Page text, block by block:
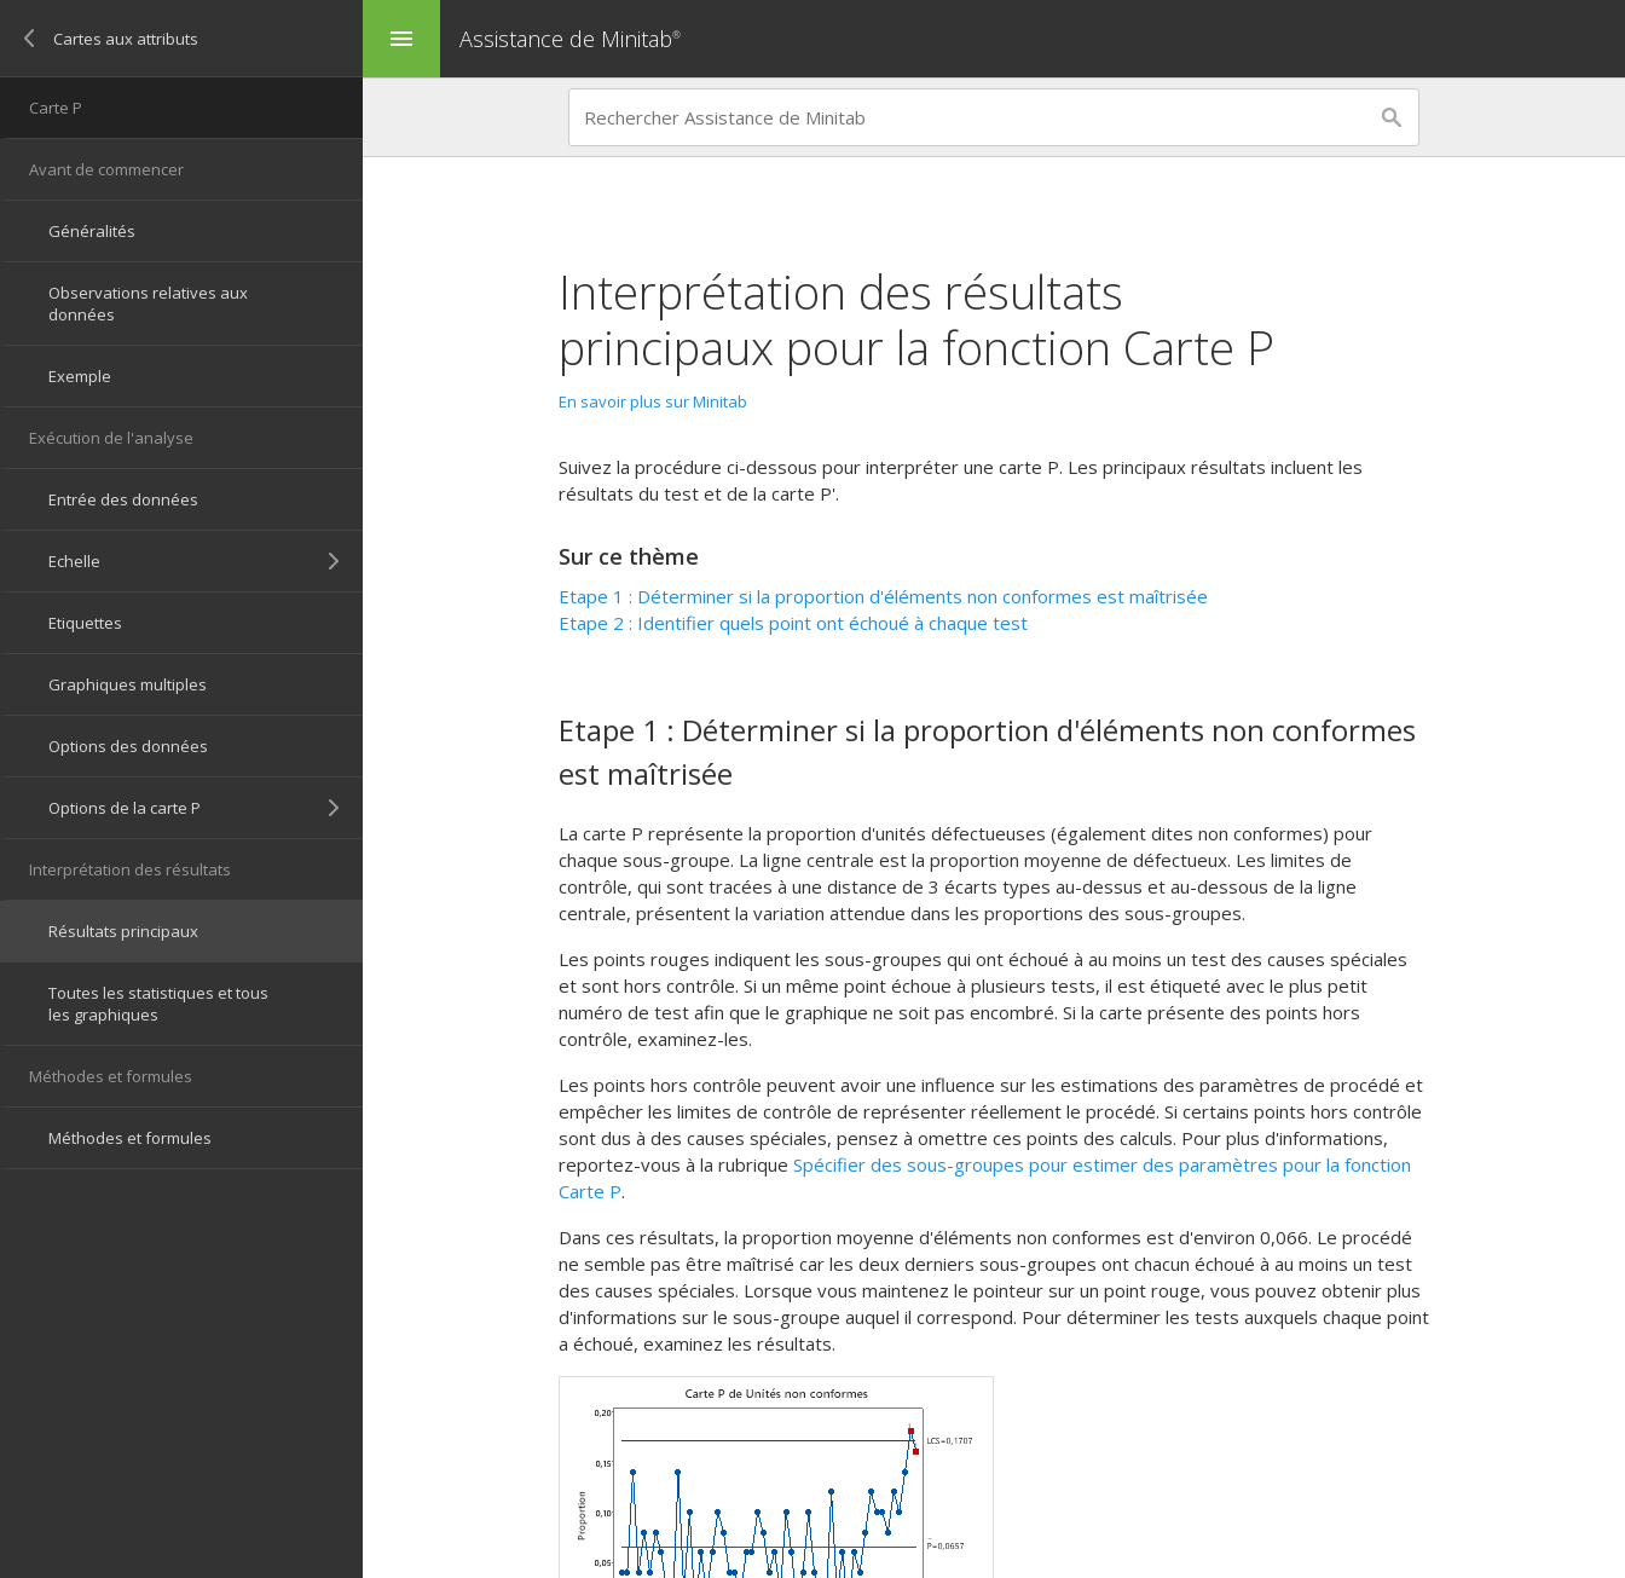
menu Assistance de Minitab®
Interprétation des résultats
principaux pour la fonction Carte P
En savoir plus sur Minitab
Suivez la procédure ci-dessous pour interpréter une carte P. Les principaux résultats incluent les
résultats du test et de la carte P'.
Sur ce thème
Etape 1 : Déterminer si la proportion d'éléments non conformes est maîtrisée
Etape 2 : Identifier quels point ont échoué à chaque test
Etape 1 : Déterminer si la proportion d'éléments non conformes
est maîtrisée
La carte P représente la proportion d'unités défectueuses (également dites non conformes) pour
chaque sous-groupe. La ligne centrale est la proportion moyenne de défectueux. Les limites de
contrôle, qui sont tracées à une distance de 3 écarts types au-dessus et au-dessous de la ligne
centrale, présentent la variation attendue dans les proportions des sous-groupes.
Les points rouges indiquent les sous-groupes qui ont échoué à au moins un test des causes spéciales
et sont hors contrôle. Si un même point échoue à plusieurs tests, il est étiqueté avec le plus petit
numéro de test afin que le graphique ne soit pas encombré. Si la carte présente des points hors
contrôle, examinez-les.
Les points hors contrôle peuvent avoir une influence sur les estimations des paramètres de procédé et
empêcher les limites de contrôle de représenter réellement le procédé. Si certains points hors contrôle
sont dus à des causes spéciales, pensez à omettre ces points des calculs. Pour plus d'informations,
reportez-vous à la rubrique Spécifier des sous-groupes pour estimer des paramètres pour la fonction
Carte P.
Dans ces résultats, la proportion moyenne d'éléments non conformes est d'environ 0,066. Le procédé
ne semble pas être maîtrisé car les deux derniers sous-groupes ont chacun échoué à au moins un test
des causes spéciales. Lorsque vous maintenez le pointeur sur un point rouge, vous pouvez obtenir plus
d'informations sur le sous-groupe auquel il correspond. Pour déterminer les tests auxquels chaque point
a échoué, examinez les résultats.